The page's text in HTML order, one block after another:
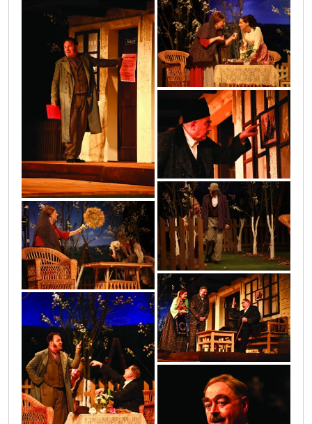
img_5670
4
img_5616
5
7
img_5628
img_5371